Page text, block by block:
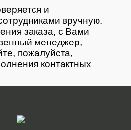
и
вручную.
заказа, с Вами
менеджер,
пожалуйста,
контактных